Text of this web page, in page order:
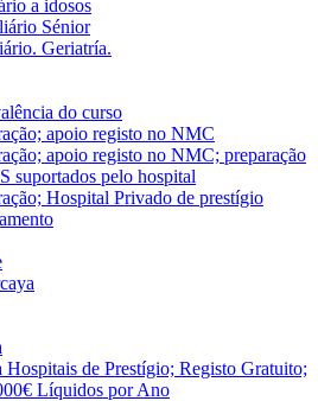
a idosos
Sénior
Geriatría.
do curso
apoio registo no NMC
apoio registo no NMC; preparação
suportados pelo hospital
Hospital Privado de prestígio
Hospitais de Prestígio; Registo Gratuito;
Líquidos por Ano